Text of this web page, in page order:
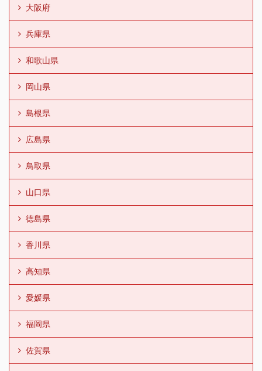
大阪府
兵庫県
和歌山県
岡山県
島根県
広島県
鳥取県
山口県
徳島県
香川県
高知県
愛媛県
福岡県
佐賀県